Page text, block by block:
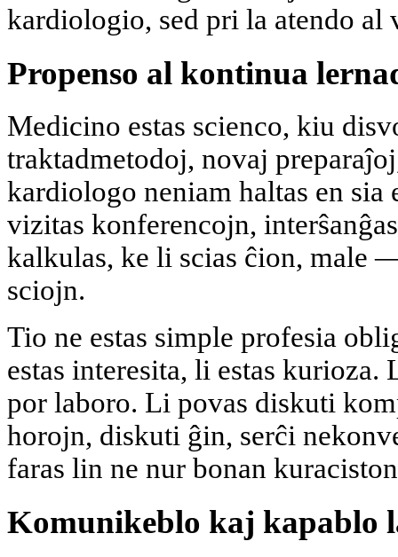
kardiologio, sed pri la atendo al
Propenso al kontinua
Medicino estas scienco, kiu
traktadmetodoj, novaj
kardiologo neniam haltas en sia
vizitas konferencojn,
kalkulas, ke li scias ĉion, male
sciojn.
Tio ne estas simple profesia
estas interesita, li estas
por laboro. Li povas diskuti
horojn, diskuti ĝin, serĉi
faras lin ne nur bonan
Komunikeblo kaj kapablo